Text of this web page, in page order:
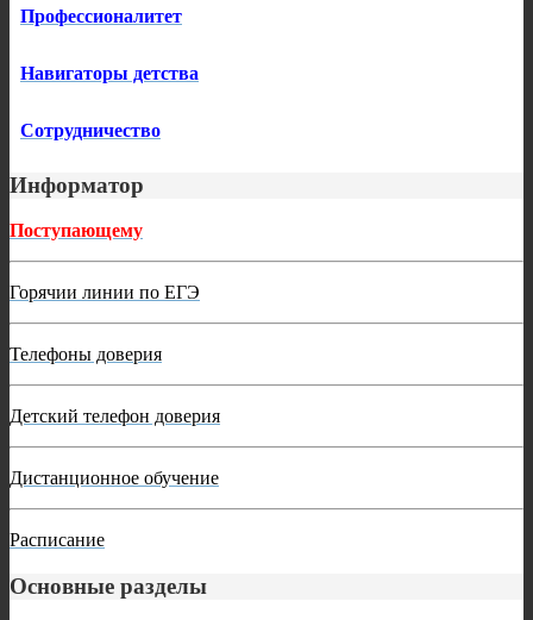
Профессионалитет
Навигаторы детства
Сотрудничество
Информатор
Поступающему
Горячии линии по ЕГЭ
Телефоны доверия
Детский телефон доверия
Дистанционное обучение
Расписание
Основные разделы